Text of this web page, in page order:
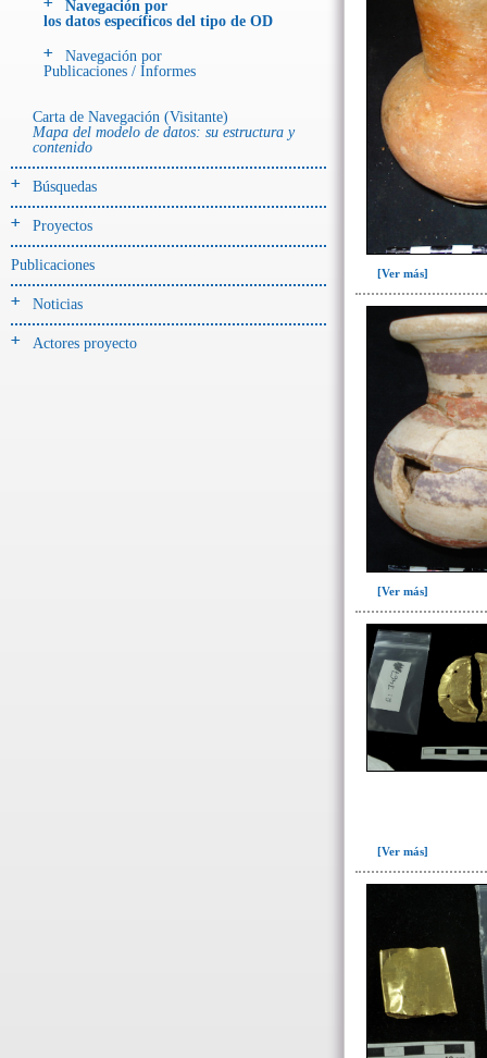
Tumba 4 (201)
Tumba 6 (63)
Tumba 9 (322)
Unidad superficial (S) vinculada al
~Alineamientos de monolitos en el
~Contexto desconocido. Objeto
recuperado en la escombrera (5)
Navegación por
los datos específicos del tipo de OD
Navegación por
Publicaciones / Informes
Carta de Navegación (Visitante)
Mapa del modelo de datos: su estructura y
contenido
Búsquedas
Proyectos
Publicaciones
Noticias
Actores proyecto
[Ver más]
[Ver más]
[Ver más]